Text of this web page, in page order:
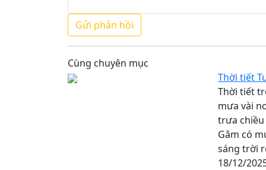
Cùng chuyên mục
Thời tiết
Thời tiết
mưa vài
trưa chiều
Gâm có
sáng trời
18/12/